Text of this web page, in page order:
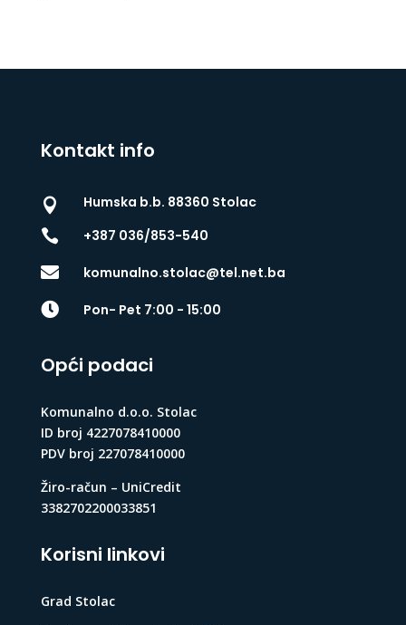
Kontakt info

Humska b.b. 88360 Stolac

+387 036/853-540
 komunalno.stolac@tel.net.ba
 Pon- Pet 7:00 - 15:00
Opći podaci
Komunalno d.o.o. Stolac
ID broj 4227078410000
PDV broj 227078410000
Žiro-račun – UniCredit
3382702200033851
Korisni linkovi
Grad Stolac